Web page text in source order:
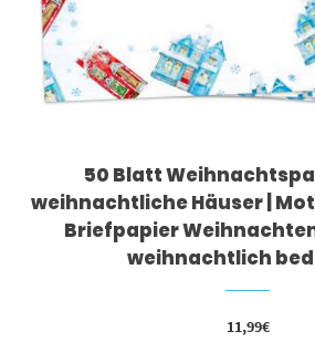
50 Blatt
weihnachtliche Häuser |
Briefpapier
weihnachtlich
11,99€